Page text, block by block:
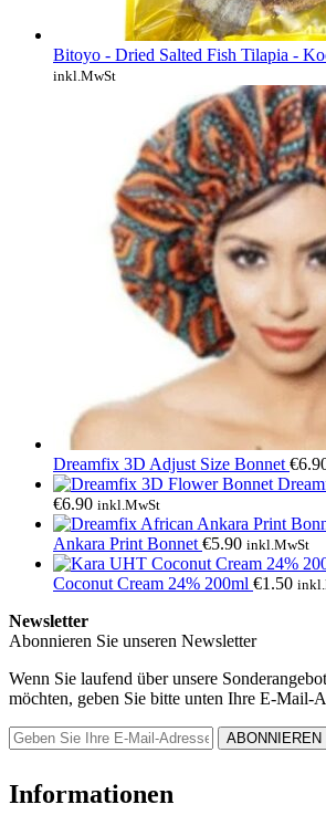
Bitoyo - Dried Salted Fish Tilapia -
inkl.MwSt
Dreamfix 3D Adjust Size Bonnet €
€6.90 inkl.MwSt
Ankara Print Bonnet €5.90 inkl.MwSt
Coconut Cream 24% 200ml €1.50
Newsletter
Abonnieren Sie unseren Newsletter
Wenn Sie laufend über unsere
möchten, geben Sie bitte unten Ihre E-Mail-
Informationen